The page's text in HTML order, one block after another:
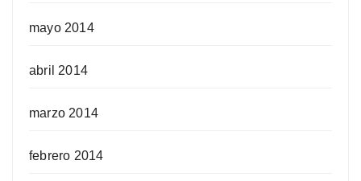
mayo 2014
abril 2014
marzo 2014
febrero 2014